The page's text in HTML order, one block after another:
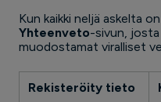
Kun kaikki neljä askelta
Yhteenveto-sivun,
muodostamat viralliset
Rekisteröity tieto